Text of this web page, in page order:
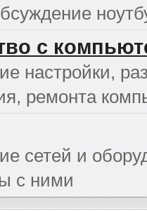
с
настройки,
ремонта
сетей и
с ними